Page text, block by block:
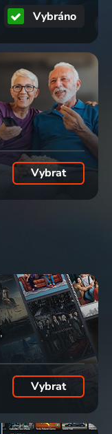
Vybráno
Vybrat
Vybrat